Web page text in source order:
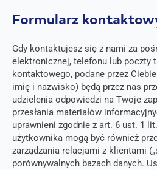
Formularz
Gdy kontaktujesz się z nami za
elektronicznej, telefonu lub poczty
kontaktowego, podane przez
imię i nazwisko) będą przez nas
udzielenia odpowiedzi na Twoje
przesłania materiałów
uprawnieni zgodnie z art. 6 ust. 1 lit.
użytkownika mogą być również
zarządzania relacjami z klientami
porównywalnych bazach danych.